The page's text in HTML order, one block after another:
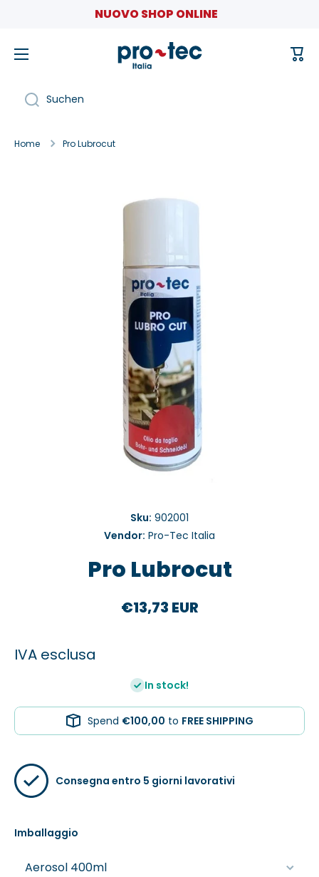
Direkt zum InhaltNUOVO SHOP ONLINE
Suchen
Home Pro Lubrocut
Zu Produktinformationen springen
Sku: 902001
Vendor: Pro-Tec Italia
Pro Lubrocut
€13,73 EUR
IVA esclusa
In stock!
Spend €100,00 to FREE SHIPPING
Consegna entro 5 giorni lavorativi
Imballaggio